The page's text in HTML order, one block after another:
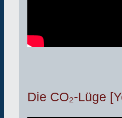
Die CO₂-Lüge